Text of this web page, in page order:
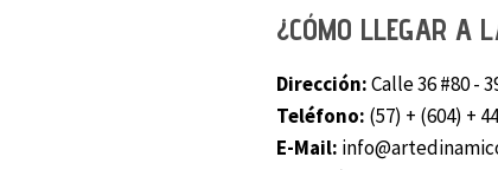
¿CÓMO LLEGAR A
Dirección:Calle 36 #80 -
Teléfono: (57) + (604) +
E-Mail: